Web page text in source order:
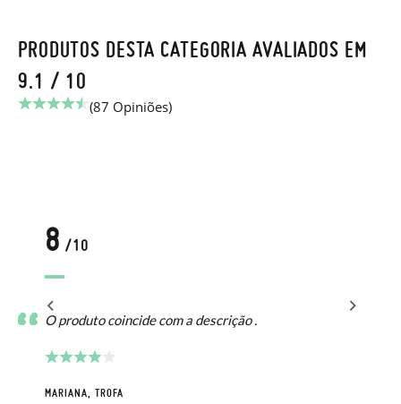
PRODUTOS DESTA CATEGORIA AVALIADOS EM
9.1 / 10
(87 Opiniões)
8 /10
O produto coincide com a descrição .
MARIANA, TROFA